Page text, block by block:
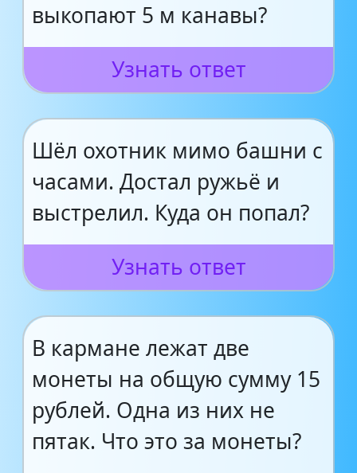
выкопают 5 м канавы?
Узнать ответ
Шёл охотник мимо башни с
часами. Достал ружьё и
выстрелил. Куда он попал?
Узнать ответ
В кармане лежат две
монеты на общую сумму 15
рублей. Одна из них не
пятак. Что это за монеты?